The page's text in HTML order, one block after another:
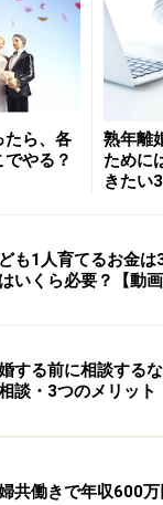
たら、各
やる？
熟年離
ために
きたい
も1人育てるお金
いくら必要？【動
する前に相談する
談・3つのメリット
共働きで年収600